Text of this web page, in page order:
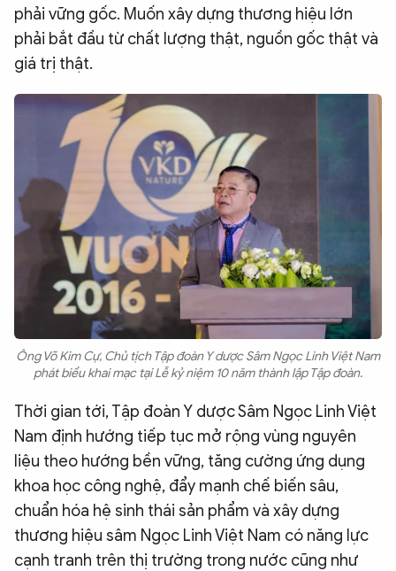
phải vững gốc. Muốn xây dựng thương hiệu lớn
phải bắt đầu từ chất lượng thật, nguồn gốc thật và
giá trị thật.
Ông Võ Kim Cự, Chủ tịch Tập đoàn Y dược Sâm Ngọc Linh Việt Nam
phát biểu khai mạc tại Lễ kỷ niệm 10 năm thành lập Tập đoàn.
Thời gian tới, Tập đoàn Y dược Sâm Ngọc Linh Việt
Nam định hướng tiếp tục mở rộng vùng nguyên
liệu theo hướng bền vững, tăng cường ứng dụng
khoa học công nghệ, đẩy mạnh chế biến sâu,
chuẩn hóa hệ sinh thái sản phẩm và xây dựng
thương hiệu sâm Ngọc Linh Việt Nam có năng lực
cạnh tranh trên thị trường trong nước cũng như